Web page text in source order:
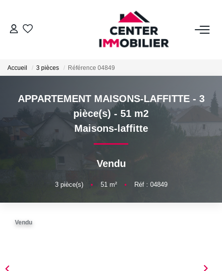
ACHETER
LOUER
Déposer Un Dossier
FAIRE GÉRER
Accueil 3 pièces Référence 04849
APPARTEMENT MAISONS-LAFFITTE - 3
pièce(s) - 51 m2
Maisons-laffitte
Vendu
3pièce(s) • 51 m² • Réf : 04849
Vendu